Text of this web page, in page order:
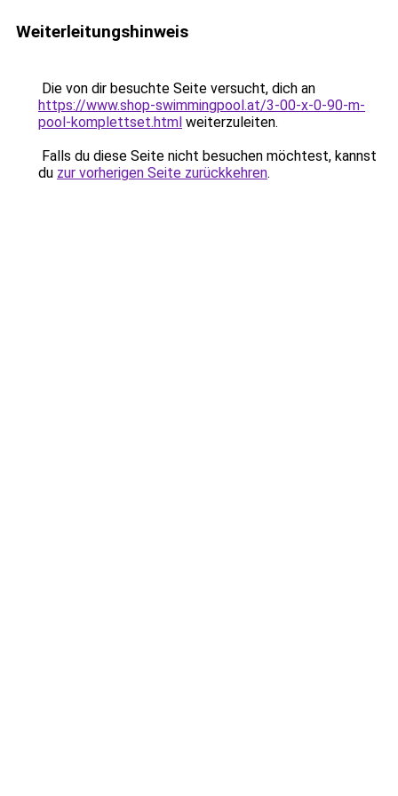
Weiterleitungshinweis
Die von dir besuchte Seite versucht, dich an
https://www.shop-swimmingpool.at/3-00-x-0-90-m-
pool-komplettset.html weiterzuleiten.
Falls du diese Seite nicht besuchen möchtest, kannst
du zur vorherigen Seite zurückkehren.